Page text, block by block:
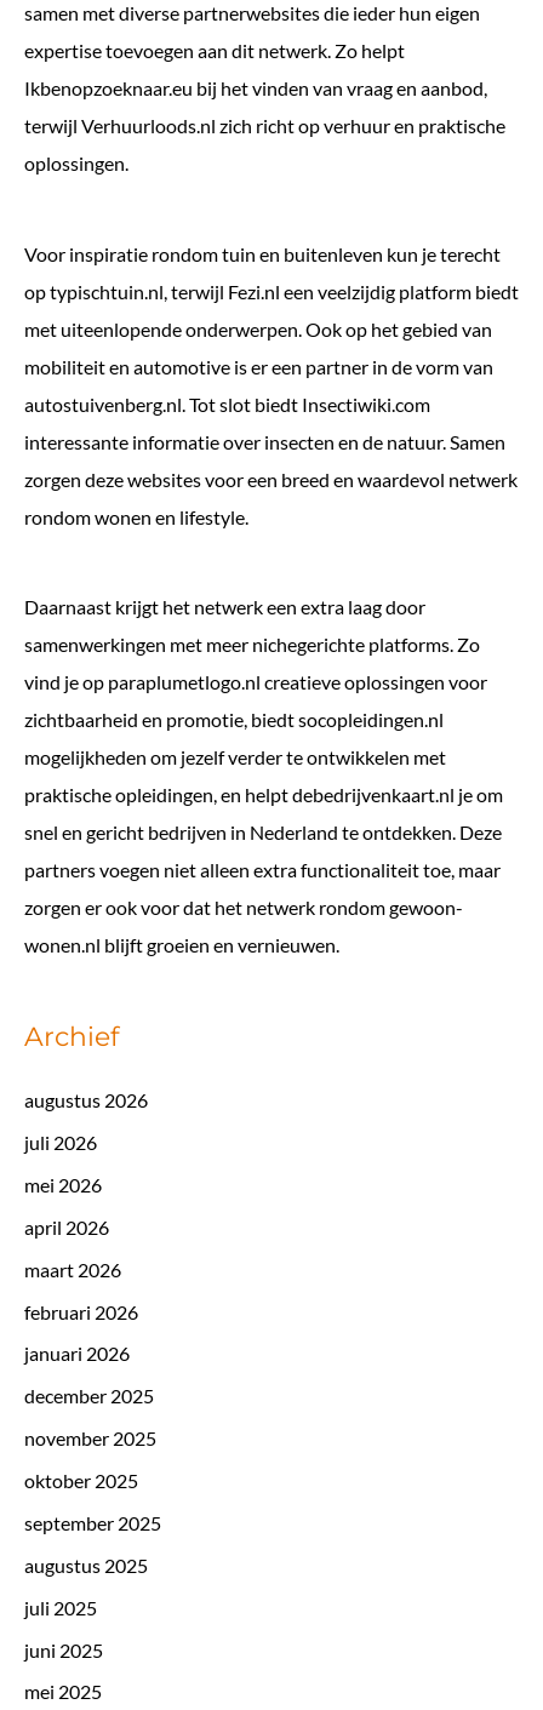
samen met diverse partnerwebsites die ieder hun eigen
expertise toevoegen aan dit netwerk. Zo helpt
Ikbenopzoeknaar.eu bij het vinden van vraag en aanbod,
terwijl Verhuurloods.nl zich richt op verhuur en praktische
oplossingen.
Voor inspiratie rondom tuin en buitenleven kun je terecht
optypischtuin.nl , terwijl Fezi.nl een veelzijdig platform biedt
met uiteenlopende onderwerpen. Ook op het gebied van
mobiliteit en automotive is er een partner in de vorm van
autostuivenberg.nl . Tot slot biedt Insectiwiki.com
interessante informatie over insecten en de natuur. Samen
zorgen deze websites voor een breed en waardevol netwerk
rondom wonen en lifestyle.
Daarnaast krijgt het netwerk een extra laag door
samenwerkingen met meer nichegerichte platforms. Zo
vind je op paraplumetlogo.nl creatieve oplossingen voor
zichtbaarheid en promotie, biedtsocopleidingen.nl
mogelijkheden om jezelf verder te ontwikkelen met
praktische opleidingen, en helptdebedrijvenkaart.nl je om
snel en gericht bedrijven in Nederland te ontdekken. Deze
partners voegen niet alleen extra functionaliteit toe, maar
zorgen er ook voor dat het netwerk rondom gewoon-
wonen.nl blijft groeien en vernieuwen.
Archief
augustus 2026
juli 2026
mei 2026
april 2026
maart 2026
februari 2026
januari 2026
december 2025
november 2025
oktober 2025
september 2025
augustus 2025
juli 2025
juni 2025
mei 2025